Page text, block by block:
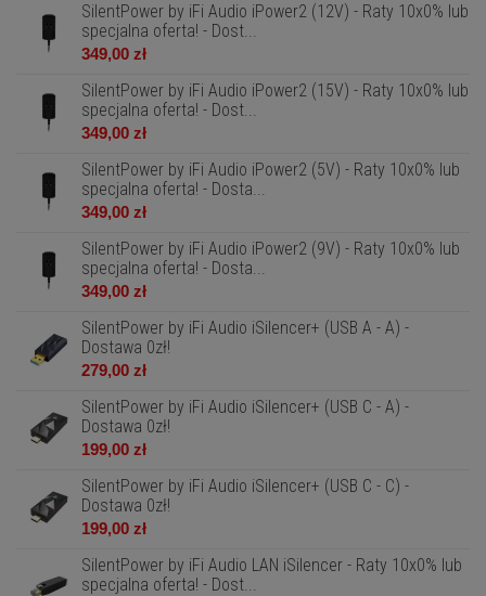
SilentPower by iFi Audio iPower2 (12V) - Raty 10x0% lub
specjalna oferta! - Dost...
349,00 zł
SilentPower by iFi Audio iPower2 (15V) - Raty 10x0% lub
specjalna oferta! - Dost...
349,00 zł
SilentPower by iFi Audio iPower2 (5V) - Raty 10x0% lub
specjalna oferta! - Dosta...
349,00 zł
SilentPower by iFi Audio iPower2 (9V) - Raty 10x0% lub
specjalna oferta! - Dosta...
349,00 zł
SilentPower by iFi Audio iSilencer+ (USB A - A) -
Dostawa 0zł!
279,00 zł
SilentPower by iFi Audio iSilencer+ (USB C - A) -
Dostawa 0zł!
199,00 zł
SilentPower by iFi Audio iSilencer+ (USB C - C) -
Dostawa 0zł!
199,00 zł
SilentPower by iFi Audio LAN iSilencer - Raty 10x0% lub
specjalna oferta! - Dost...